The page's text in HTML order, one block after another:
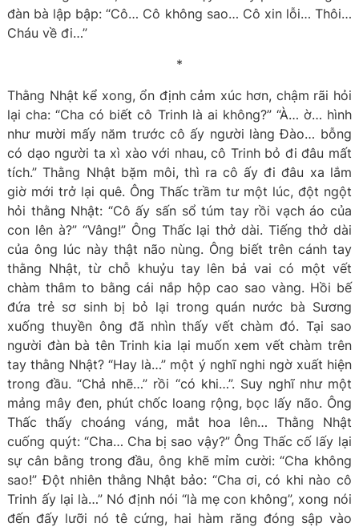
đàn bà lập bập: “Cô… Cô không sao… Cô xin lỗi… Thôi…
Cháu về đi…”
*
Thằng Nhật kể xong, ổn định cảm xúc hơn, chậm rãi hỏi
lại cha: “Cha có biết cô Trinh là ai không?” “À… ờ… hình
như mười mấy năm trước cô ấy người làng Đào… bỗng
có dạo người ta xì xào với nhau, cô Trinh bỏ đi đâu mất
tích.” Thằng Nhật bặm môi, thì ra cô ấy đi đâu xa lắm
giờ mới trở lại quê. Ông Thấc trầm tư một lúc, đột ngột
hỏi thằng Nhật: “Cô ấy sấn sổ túm tay rồi vạch áo của
con lên à?” “Vâng!” Ông Thấc lại thở dài. Tiếng thở dài
của ông lúc này thật não nùng. Ông biết trên cánh tay
thằng Nhật, từ chỗ khuỷu tay lên bả vai có một vết
chàm thâm to bằng cái nắp hộp cao sao vàng. Hồi bế
đứa trẻ sơ sinh bị bỏ lại trong quán nước bà Sương
xuống thuyền ông đã nhìn thấy vết chàm đó. Tại sao
người đàn bà tên Trinh kia lại muốn xem vết chàm trên
tay thằng Nhật? “Hay là…” một ý nghĩ nghi ngờ xuất hiện
trong đầu. “Chả nhẽ…” rồi “có khi…”. Suy nghĩ như một
mảng mây đen, phút chốc loang rộng, bọc lấy não. Ông
Thấc thấy choáng váng, mắt hoa lên… Thằng Nhật
cuống quýt: “Cha… Cha bị sao vậy?” Ông Thấc cố lấy lại
sự cân bằng trong đầu, ông khẽ mỉm cười: “Cha không
sao!” Đột nhiên thằng Nhật bảo: “Cha ơi, có khi nào cô
Trinh ấy lại là…” Nó định nói “là mẹ con không”, xong nói
đến đấy lưỡi nó tê cứng, hai hàm răng đóng sập vào